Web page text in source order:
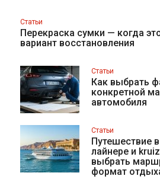
Статьи
Перекраска сумки — когда
вариант восстановления
Статьи
Как выбрать
конкретной
автомобиля
Статьи
Путешествие
лайнере и
выбрать
формат